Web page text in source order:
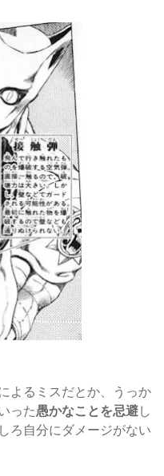
よるミスだとか、うっか
った愚かなことを忌避し
ろ自分にダメージがない